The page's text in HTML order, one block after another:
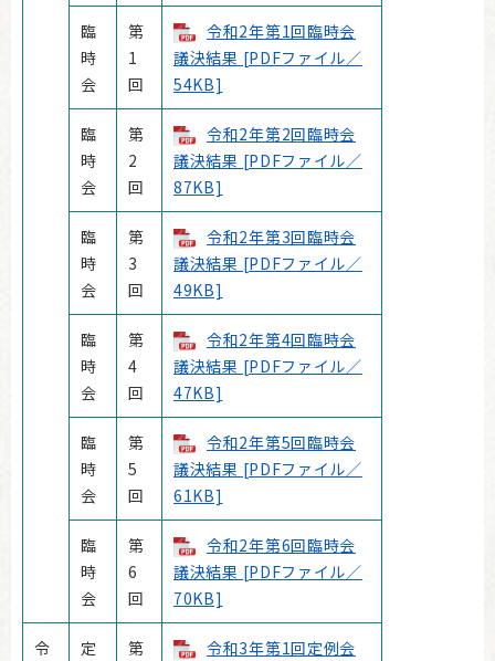
臨
時
会
第
1
回
令和2年第1回臨時会
議決結果 [PDFファイル／
54KB]
臨
時
会
第
2
回
令和2年第2回臨時会
議決結果 [PDFファイル／
87KB]
臨
時
会
第
3
回
令和2年第3回臨時会
議決結果 [PDFファイル／
49KB]
臨
時
会
第
4
回
令和2年第4回臨時会
議決結果 [PDFファイル／
47KB]
臨
時
会
第
5
回
令和2年第5回臨時会
議決結果 [PDFファイル／
61KB]
臨
時
会
第
6
回
令和2年第6回臨時会
議決結果 [PDFファイル／
70KB]
令
定
第
令和3年第1回定例会